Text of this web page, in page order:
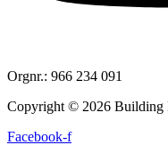
Orgnr.: 966 234 091
Copyright © 2026 Building
Facebook-f